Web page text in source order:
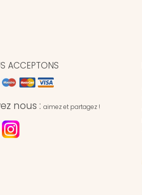
ACCEPTONS
nous : aimez et partagez !